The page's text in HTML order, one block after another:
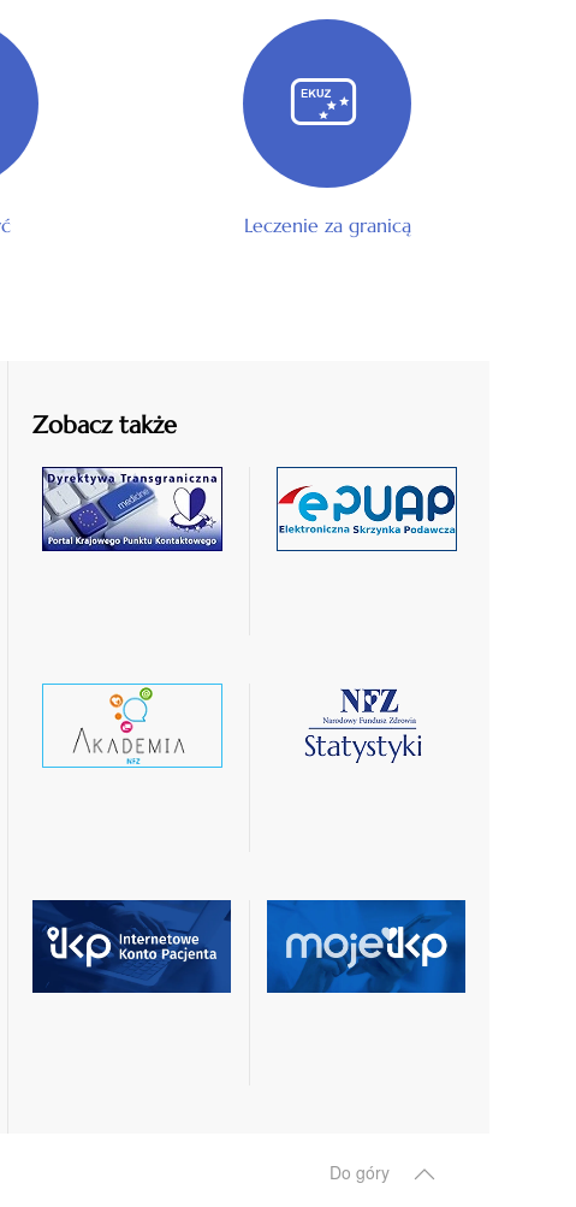
Leczenie za granicą
Zobacz także
czytaj
czytaj
czytaj
czytaj
czytaj
czytaj
Do góry